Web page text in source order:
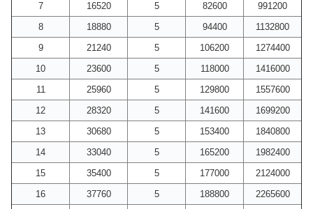
7
16520 5 82600
991200
8
18880 5 94400
1132800
9
21240 5 106200
1274400
10
23600 5 118000
1416000
11
25960 5 129800
1557600
12
28320 5 141600
1699200
13
30680 5 153400
1840800
14
33040 5 165200
1982400
15
35400 5 177000
2124000
16
37760 5 188800
2265600